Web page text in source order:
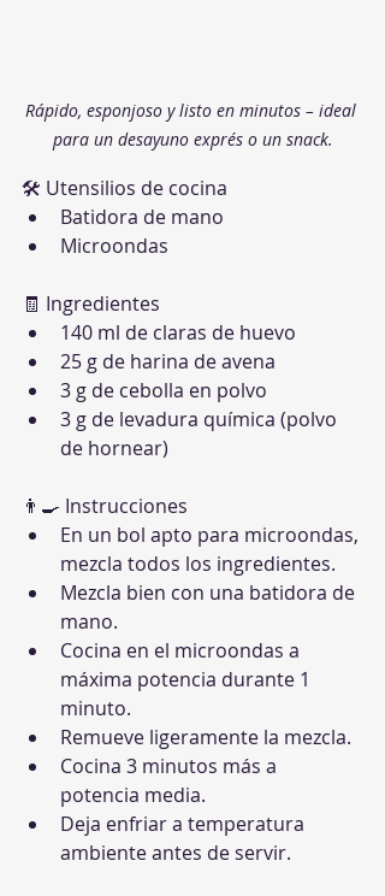
Rápido, esponjoso y listo en minutos – ideal
para un desayuno exprés o un snack.
🛠 Utensilios de cocina
Batidora de mano
Microondas
🧾 Ingredientes
140 ml de claras de huevo
25 g de harina de avena
3 g de cebolla en polvo
3 g de levadura química (polvo
de hornear)
👨‍🍳 Instrucciones
En un bol apto para microondas,
mezcla todos los ingredientes.
Mezcla bien con una batidora de
mano.
Cocina en el microondas a
máxima potencia durante 1
minuto.
Remueve ligeramente la mezcla.
Cocina 3 minutos más a
potencia media.
Deja enfriar a temperatura
ambiente antes de servir.